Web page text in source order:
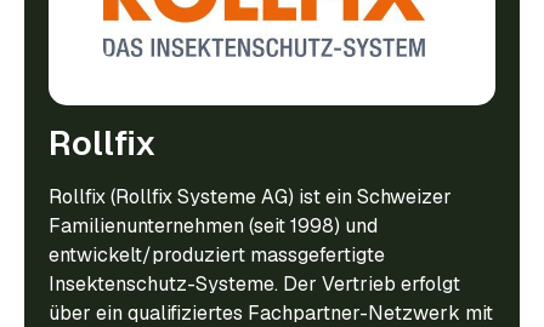
Rollfix
Rollfix (Rollfix Systeme AG) ist ein Schweizer
Familienunternehmen (seit 1998) und
entwickelt/produziert massgefertigte
Insektenschutz-Systeme. Der Vertrieb erfolgt
über ein qualifiziertes Fachpartner-Netzwerk mit